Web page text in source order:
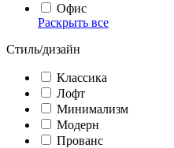
Офис
Раскрыть все
Стиль/дизайн
Классика
Лофт
Минимализм
Модерн
Прованс